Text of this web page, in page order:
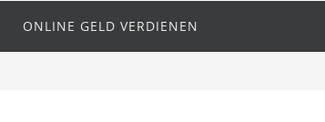
ONLINE GELD VERDIENEN